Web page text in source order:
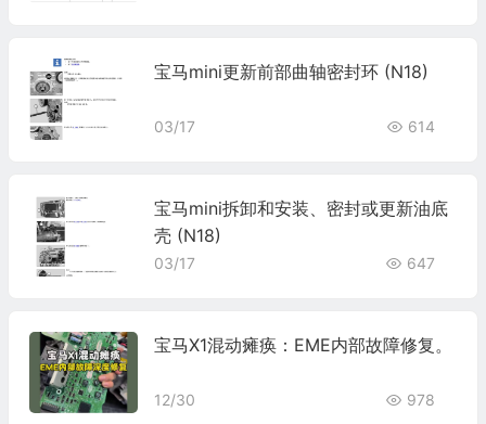
宝马mini更新前部曲轴密封环 (N18)
03/17 614
宝马mini拆卸和安装、密封或更新油底
壳 (N18)
03/17 647
宝马X1混动瘫痪：EME内部故障修复。
12/30 978